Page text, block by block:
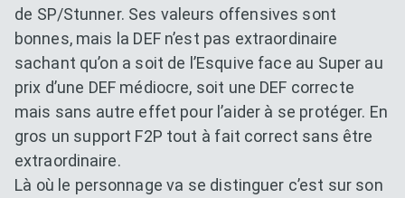
de SP/Stunner. Ses valeurs offensives sont
bonnes, mais la DEF n’est pas extraordinaire
sachant qu’on a soit de l’Esquive face au Super au
prix d’une DEF médiocre, soit une DEF correcte
mais sans autre effet pour l’aider à se protéger. En
gros un support F2P tout à fait correct sans être
extraordinaire.
Là où le personnage va se distinguer c’est sur son